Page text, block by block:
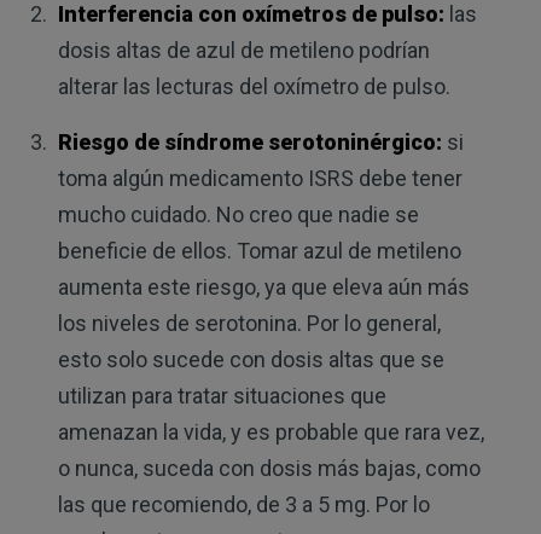
Interferencia con oxímetros de pulso: las
dosis altas de azul de metileno podrían
alterar las lecturas del oxímetro de pulso.
Riesgo de síndrome serotoninérgico: si
toma algún medicamento ISRS debe tener
mucho cuidado. No creo que nadie se
beneficie de ellos. Tomar azul de metileno
aumenta este riesgo, ya que eleva aún más
los niveles de serotonina. Por lo general,
esto solo sucede con dosis altas que se
utilizan para tratar situaciones que
amenazan la vida, y es probable que rara vez,
o nunca, suceda con dosis más bajas, como
las que recomiendo, de 3 a 5 mg. Por lo